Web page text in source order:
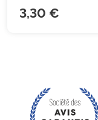
3,30 €